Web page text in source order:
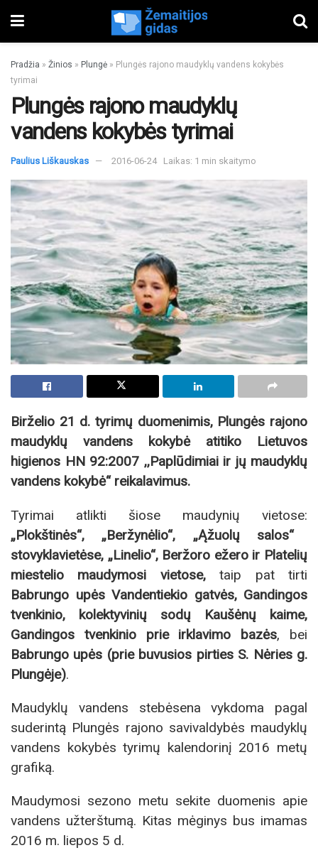
Pradžia » Žinios » Plungė » Plungės rajono maudyklų vandens kokybės
tyrimai
Plungės rajono maudyklų
vandens kokybės tyrimai
Paulius Liškauskas 2016-06-24 Laikas: 1 min skaitymo
Birželio 21 d. tyrimų duomenimis, Plungės rajono
maudyklų vandens kokybė atitiko Lietuvos
higienos HN 92:2007 ,,Paplūdimiai ir jų maudyklų
vandens kokybė“ reikalavimus.
Tyrimai atlikti šiose maudynių vietose:
„Plokštinės“, „Beržynėlio“, „Ąžuolų salos“
stovyklavietėse, „Linelio“, Beržoro ežero ir Platelių
miestelio maudymosi vietose,taip pat tirti
Babrungo upės Vandentiekio gatvės, Gandingos
tvenkinio, kolektyvinių sodų Kaušėnų kaime,
Gandingos tvenkinio prie irklavimo bazės, bei
Babrungo upės (prie buvusios pirties S. Nėries g.
Plungėje).
Maudyklų vandens stebėsena vykdoma pagal
suderintą Plungės rajono savivaldybės maudyklų
vandens kokybės tyrimų kalendorinį 2016 metų
grafiką.
Maudymosi sezono metu sekite duomenis apie
vandens užterštumą. Kitas mėginys bus imamas
2016 m. liepos 5 d.